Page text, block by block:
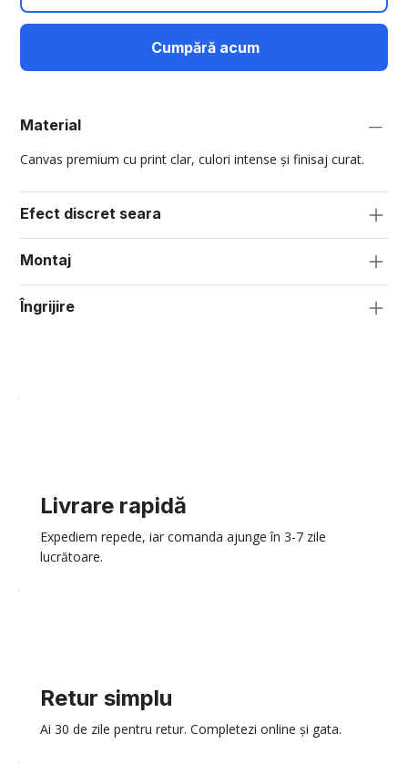
Cumpără acum
Material
Canvas premium cu print clar, culori intense și finisaj curat.
Efect discret seara
Montaj
Îngrijire
Livrare rapidă
Expediem repede, iar comanda ajunge în 3-7 zile
lucrătoare.
Retur simplu
Ai 30 de zile pentru retur. Completezi online și gata.